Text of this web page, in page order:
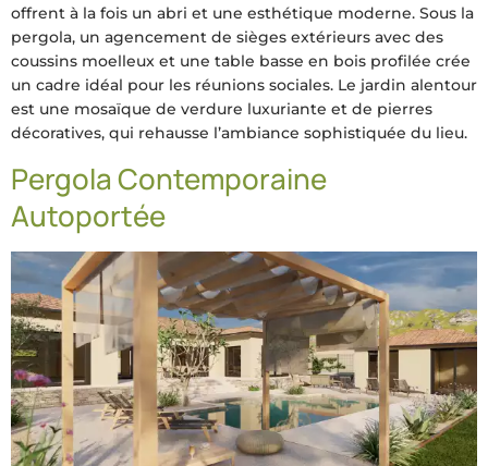
offrent à la fois un abri et une esthétique moderne. Sous la
pergola, un agencement de sièges extérieurs avec des
coussins moelleux et une table basse en bois profilée crée
un cadre idéal pour les réunions sociales. Le jardin alentour
est une mosaïque de verdure luxuriante et de pierres
décoratives, qui rehausse l’ambiance sophistiquée du lieu.
Pergola Contemporaine
Autoportée